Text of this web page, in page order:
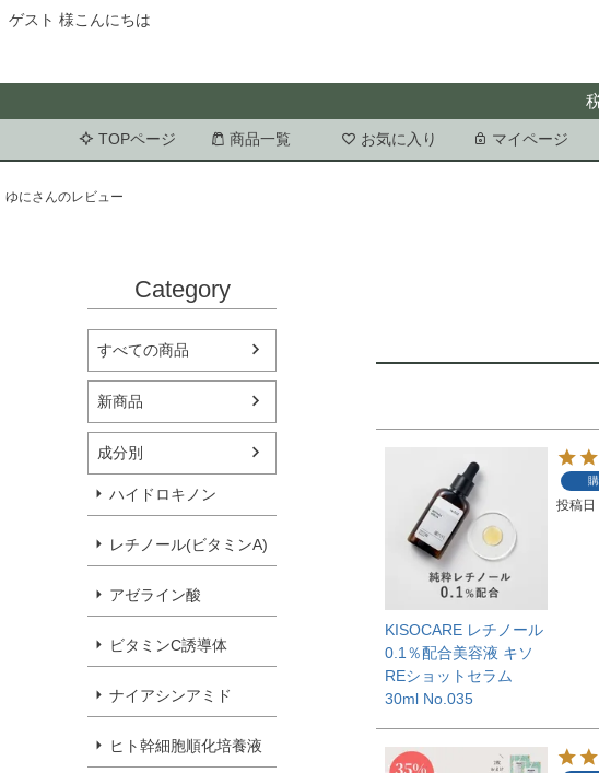
ゲスト 様こんにちは
TOPページ 商品一覧 お気に入り マイページ
ゆにさんのレビュー
Category
すべての商品
新商品
成分別
ハイドロキノン
レチノール(ビタミンA)
アゼライン酸
ビタミンC誘導体
ナイアシンアミド
ヒト幹細胞順化培養液
KISOCARE レチノール
0.1％配合美容液 キソ
REショットセラム
30ml No.035
投稿日